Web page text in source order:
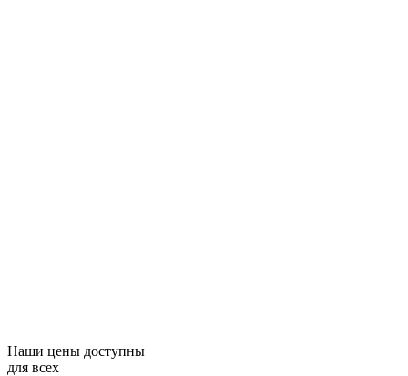
Наши цены доступны
для всех